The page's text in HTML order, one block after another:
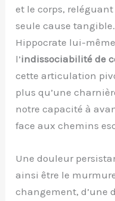
et le corps,
seule cause
Hippocrate lui-
l’indissociabilité de
cette articulation
plus qu’une
notre capacité à
face aux chemins
Une douleur
ainsi être le
changement, d’une